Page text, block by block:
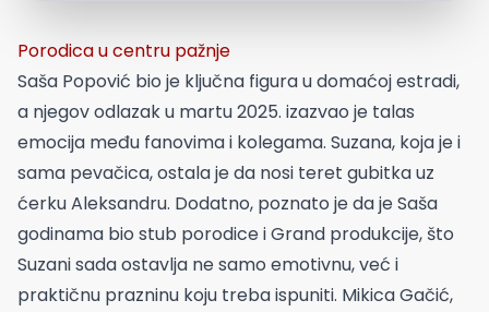
Porodica u centru pažnje
Saša Popović bio je ključna figura u domaćoj estradi,
a njegov odlazak u martu 2025. izazvao je talas
emocija među fanovima i kolegama. Suzana, koja je i
sama pevačica, ostala je da nosi teret gubitka uz
ćerku Aleksandru. Dodatno, poznato je da je Saša
godinama bio stub porodice i Grand produkcije, što
Suzani sada ostavlja ne samo emotivnu, već i
praktičnu prazninu koju treba ispuniti. Mikica Gačić,